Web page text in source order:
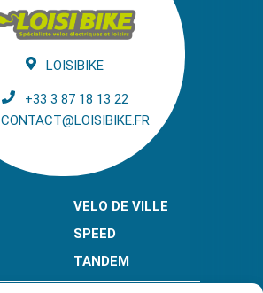
LOISIBIKE
+33 3 87 18 13 22
CONTACT@LOISIBIKE.FR
VELO DE VILLE
SPEED
TANDEM